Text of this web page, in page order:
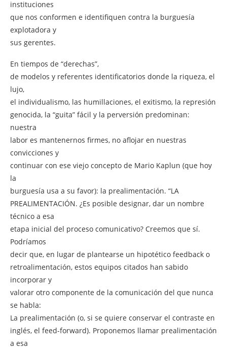
instituciones
que nos conformen e identifiquen contra la burguesía
explotadora y
sus gerentes.
En tiempos de “derechas”,
de modelos y referentes identificatorios donde la riqueza, el
lujo,
el individualismo, las humillaciones, el exitismo, la represión
genocida, la “guita” fácil y la perversión predominan:
nuestra
labor es mantenernos firmes, no aflojar en nuestras
convicciones y
continuar con ese viejo concepto de Mario Kaplun (que hoy
la
burguesía usa a su favor): la prealimentación. “LA
PREALIMENTACIÓN. ¿Es posible designar, dar un nombre
técnico a esa
etapa inicial del proceso comunicativo? Creemos que sí.
Podríamos
decir que, en lugar de plantearse un hipotético feedback o
retroalimentación, estos equipos citados han sabido
incorporar y
valorar otro componente de la comunicación del que nunca
se habla:
La prealimentación (o, si se quiere conservar el contraste en
inglés, el feed-forward). Proponemos llamar prealimentación
a esa